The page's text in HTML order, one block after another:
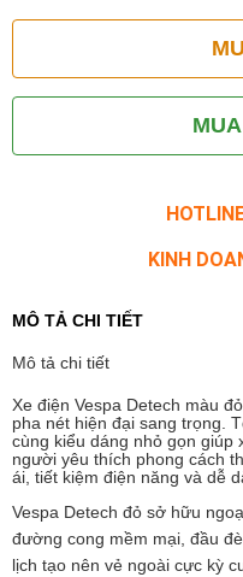
KINH
MÔ TẢ CHI TIẾT
Mô tả chi tiết
Xe điện Vespa Detech màu
pha nét hiện đại sang trọng.
cùng kiểu dáng nhỏ gọn giúp
người yêu thích phong cách
ái, tiết kiệm điện năng và dễ
Vespa Detech đỏ sở hữu
đường cong mềm mại, đầu
lịch tạo nên vẻ ngoài cực kỳ